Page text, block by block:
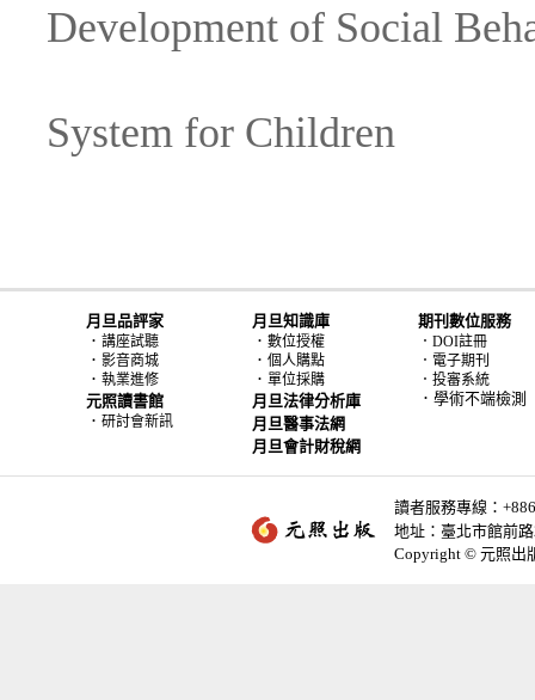
Development of Social
System for Children
月旦品評家
． 講座試聽
． 影音商城
． 執業進修
元照讀書館
． 研討會新訊
月旦知識庫
． 數位授權
． 個人購點
． 單位採購
月旦法律分析庫
月旦醫事法網
月旦會計財稅網
期刊數位服務
．DOI註冊
．電子期刊
．投審系統
．學術不端檢測
讀者服務專線：
地址：臺北市館前
Copyright © 元照出